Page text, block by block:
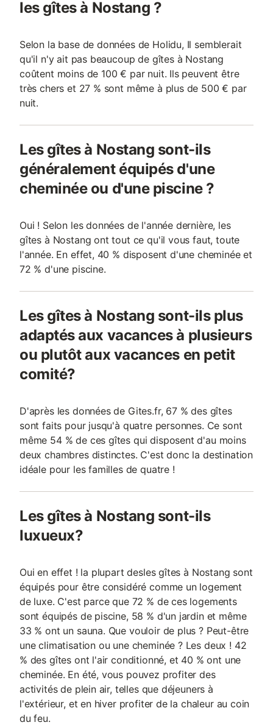
les gîtes à Nostang ?
Selon la base de données de Holidu, Il semblerait
qu'il n'y ait pas beaucoup de gîtes à Nostang
coûtent moins de 100 € par nuit. Ils peuvent être
très chers et 27 % sont même à plus de 500 € par
nuit.
Les gîtes à Nostang sont-ils
généralement équipés d'une
cheminée ou d'une piscine ?
Oui ! Selon les données de l'année dernière, les
gîtes à Nostang ont tout ce qu'il vous faut, toute
l'année. En effet, 40 % disposent d'une cheminée et
72 % d'une piscine.
Les gîtes à Nostang sont-ils plus
adaptés aux vacances à plusieurs
ou plutôt aux vacances en petit
comité?
D'après les données de Gites.fr, 67 % des gîtes
sont faits pour jusqu'à quatre personnes. Ce sont
même 54 % de ces gîtes qui disposent d'au moins
deux chambres distinctes. C'est donc la destination
idéale pour les familles de quatre !
Les gîtes à Nostang sont-ils
luxueux?
Oui en effet ! la plupart desles gîtes à Nostang sont
équipés pour être considéré comme un logement
de luxe. C'est parce que 72 % de ces logements
sont équipés de piscine, 58 % d'un jardin et même
33 % ont un sauna. Que vouloir de plus ? Peut-être
une climatisation ou une cheminée ? Les deux ! 42
% des gîtes ont l'air conditionné, et 40 % ont une
cheminée. En été, vous pouvez profiter des
activités de plein air, telles que déjeuners à
l'extérieur, et en hiver profiter de la chaleur au coin
du feu.